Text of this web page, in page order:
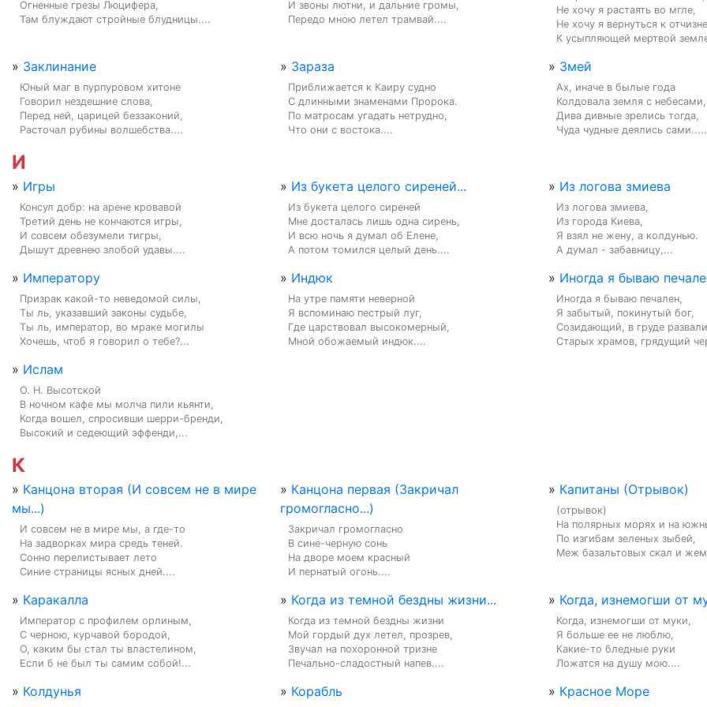
Огненные грезы Люцифера,
Там блуждают стройные блудницы....
И звоны лютни, и дальние громы,
Передо мною летел трамвай....
Не хочу я растаять во мгле,
Не хочу я вернуться к
К усыпляющей мертвой
» Заклинание
Юный маг в пурпуровом хитоне
Говорил нездешние слова,
Перед ней, царицей беззаконий,
Расточал рубины волшебства....
» Зараза
Приближается к Каиру судно
С длинными знаменами Пророка.
По матросам угадать нетрудно,
Что они с востока....
» Змей
Ах, иначе в былые года
Колдовала земля с небесами,
Дива дивные зрелись тогда,
Чуда чудные деялись
И
» Игры
Консул добр: на арене кровавой
Третий день не кончаются игры,
И совсем обезумели тигры,
Дышут древнею злобой удавы....
» Из букета целого сиреней...
Из букета целого сиреней
Мне досталась лишь одна сирень,
И всю ночь я думал об Елене,
А потом томился целый день....
» Из логова змиева
Из логова змиева,
Из города Киева,
Я взял не жену, а колдунью.
А думал - забавницу,...
» Императору
Призрак какой-то неведомой силы,
Ты ль, указавший законы судьбе,
Ты ль, император, во мраке могилы
Хочешь, чтоб я говорил о тебе?...
» Индюк
На утре памяти неверной
Я вспоминаю пестрый луг,
Где царствовал высокомерный,
Мной обожаемый индюк....
» Иногда я бываю
Иногда я бываю печален,
Я забытый, покинутый бог,
Созидающий, в груде
Старых храмов, грядущий
» Ислам
О. Н. Высотской
В ночном кафе мы молча пили кьянти,
Когда вошел, спросивши шерри-бренди,
Высокий и седеющий эффенди,...
К
» Канцона вторая (И совсем не в мире
мы...)
И совсем не в мире мы, а где-то
На задворках мира средь теней.
Сонно перелистывает лето
Синие страницы ясных дней....
» Канцона первая (Закричал
громогласно...)
Закричал громогласно
В сине-черную сонь
На дворе моем красный
И пернатый огонь....
» Капитаны (Отрывок)
(отрывок)
На полярных морях и на
По изгибам зеленых зыбей,
Меж базальтовых скал и
» Каракалла
Император с профилем орлиным,
С черною, курчавой бородой,
О, каким бы стал ты властелином,
Если б не был ты самим собой!...
» Когда из темной бездны жизни...
Когда из темной бездны жизни
Мой гордый дух летел, прозрев,
Звучал на похоронной тризне
Печально-сладостный напев....
» Когда, изнемогши от
Когда, изнемогши от муки,
Я больше ее не люблю,
Какие-то бледные руки
Ложатся на душу мою....
» Колдунья » Корабль » Красное Море